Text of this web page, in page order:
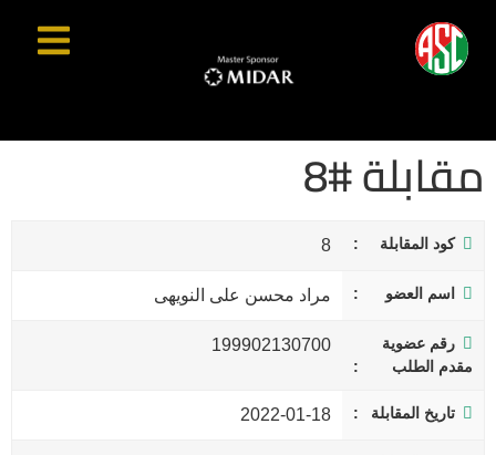
مقابلة #8
كود المقابلة 8
اسم العضو مراد محسن على النويهى
رقم عضوية
مقدم الطلب
199902130700
تاريخ المقابلة 2022-01-18